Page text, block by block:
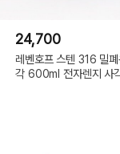
24,700
레벤호프 스텐 316 밀
각 600ml 전자렌지 사